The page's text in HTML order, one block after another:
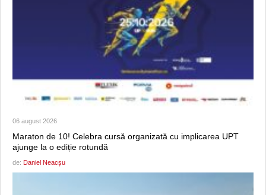
06 august 2026
Maraton de 10! Celebra cursă organizată cu implicarea UPT
ajunge la o ediție rotundă
de: Daniel Neacșu